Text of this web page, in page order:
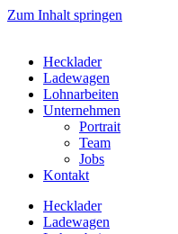
Zum Inhalt springen
Hecklader
Ladewagen
Lohnarbeiten
Unternehmen
Portrait
Team
Jobs
Kontakt
Hecklader
Ladewagen